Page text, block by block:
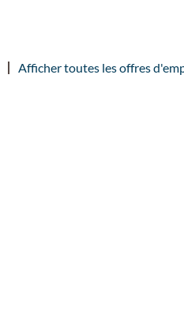
Afficher toutes les offres